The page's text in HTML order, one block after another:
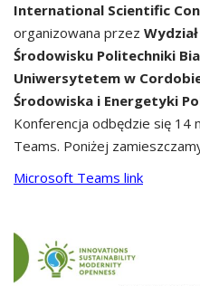
International Scientific
organizowana przez
Środowisku Politechniki
Uniwersytetem w
Środowiska i Energetyki
Konferencja odbędzie się 14
Teams. Poniżej
Microsoft Teams link